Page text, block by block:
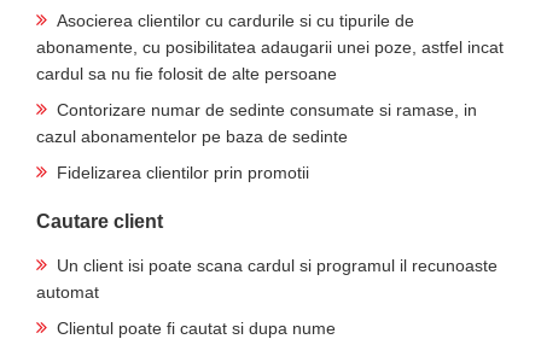
Asocierea clientilor cu cardurile si cu tipurile de
abonamente, cu posibilitatea adaugarii unei poze, astfel incat
cardul sa nu fie folosit de alte persoane
Contorizare numar de sedinte consumate si ramase, in
cazul abonamentelor pe baza de sedinte
Fidelizarea clientilor prin promotii
Cautare client
Un client isi poate scana cardul si programul il recunoaste
automat
Clientul poate fi cautat si dupa nume